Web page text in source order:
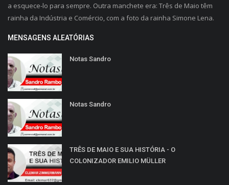
a esquece-lo para sempre. Outra manchete era: Três de Maio têm
rainha da Indústria e Comércio, com a foto da rainha Simone Lena.
MENSAGENS ALEATÓRIAS
Notas Sandro
Notas Sandro
TRÊS DE MAIO E SUA HISTÓRIA - O
COLONIZADOR EMILIO MÜLLER